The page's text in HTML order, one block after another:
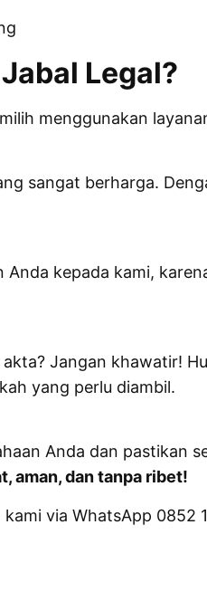
Legal?
menggunakan
sangat berharga.
kepada kami,
Jangan khawatir!
yang perlu diambil.
Anda dan pastikan
aman, dan tanpa ribet!
via WhatsApp 0852